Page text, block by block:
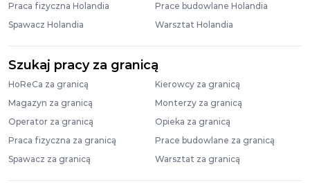
Praca fizyczna Holandia
Prace budowlane Holandia
Spawacz Holandia
Warsztat Holandia
Szukaj pracy za granicą
HoReCa za granicą
Kierowcy za granicą
Magazyn za granicą
Monterzy za granicą
Operator za granicą
Opieka za granicą
Praca fizyczna za granicą
Prace budowlane za granicą
Spawacz za granicą
Warsztat za granicą